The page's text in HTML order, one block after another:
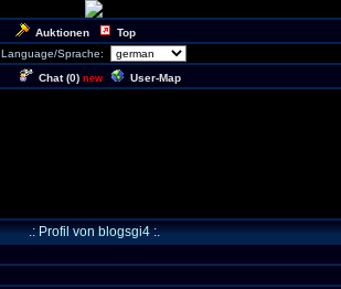
Auktionen Top
Language/Sprache:
Chat (0) new User-Map
.: Profil von blogsgi4 :.